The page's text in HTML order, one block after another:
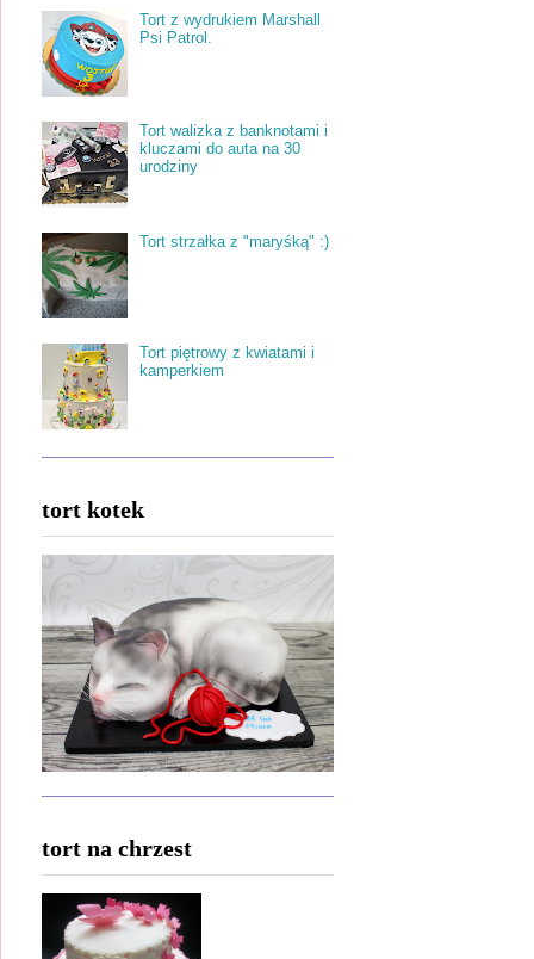
Tort z wydrukiem Marshall
Psi Patrol.
Tort walizka z banknotami i
kluczami do auta na 30
urodziny
Tort strzałka z "maryśką" :)
Tort piętrowy z kwiatami i
kamperkiem
tort kotek
tort na chrzest